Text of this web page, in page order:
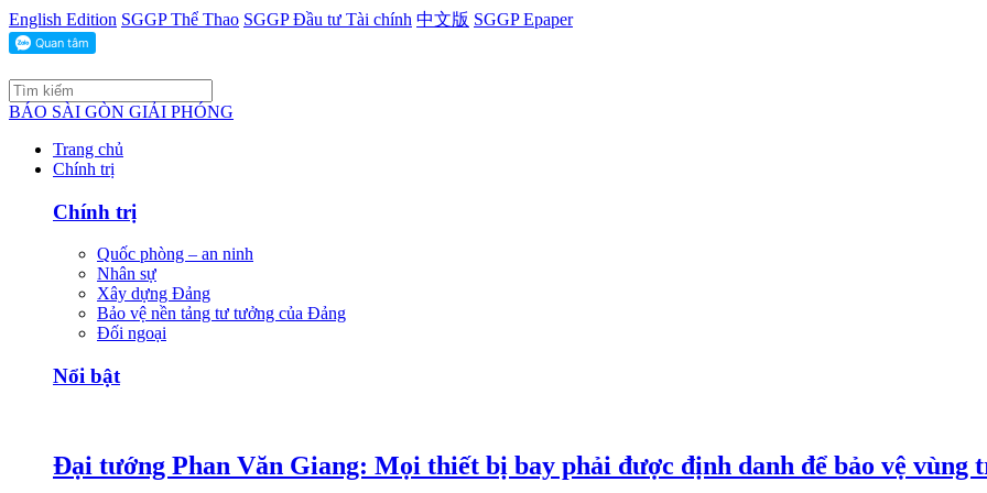
English Edition SGGP Thể Thao SGGP Đầu tư Tài chính 中文版 SGGP Epaper
BÁO SÀI GÒN GIẢI PHÓNG
Trang chủ
Chính trị
Chính trị
Quốc phòng – an ninh
Nhân sự
Xây dựng Đảng
Bảo vệ nền tảng tư tưởng của Đảng
Đối ngoại
Nổi bật
Đại tướng Phan Văn Giang: Mọi thiết bị bay phải được định danh để bảo vệ vùng